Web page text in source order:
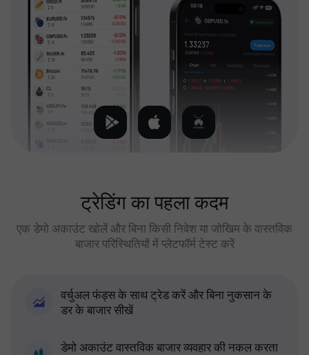
ट्रेडिंग का पहला कदम
एक डेमो अकाउंट खोलें और बिना किसी निवेश या जोखिम के वास्तविक
बाजार परिस्थितियों में प्लेटफॉर्म टेस्ट करें
वर्चुअल फंड्स के साथ ट्रेड करें और बिना नुकसान के
डर के बाजार सीखें
डेमो अकाउंट वास्तविक बाजार व्यवहार की नकल करता